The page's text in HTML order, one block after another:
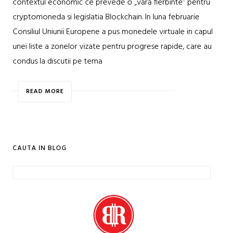
contextul economic ce prevede o „vara fierbinte” pentru
cryptomoneda si legislatia Blockchain. In luna februarie
Consiliul Uniunii Europene a pus monedele virtuale in capul
unei liste a zonelor vizate pentru progrese rapide, care au
condus la discutii pe tema
READ MORE
CAUTA IN BLOG